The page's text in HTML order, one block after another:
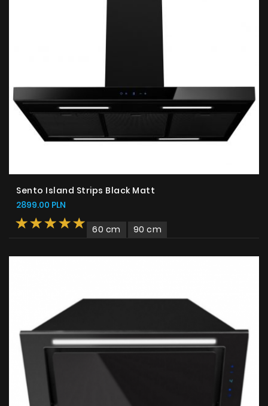
Sento Island Strips Black Matt
2899.00 PLN
60 cm 90 cm